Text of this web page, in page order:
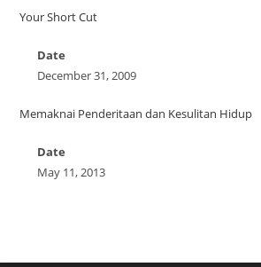
Your Short Cut
Date
December 31, 2009
Memaknai Penderitaan dan Kesulitan Hidup
Date
May 11, 2013